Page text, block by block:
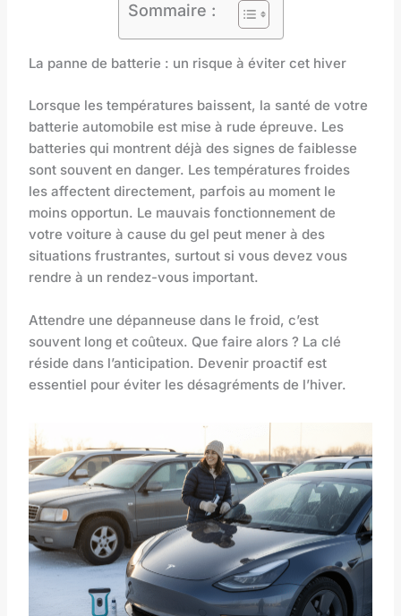
Sommaire :
La panne de batterie : un risque à éviter cet hiver
Lorsque les températures baissent, la santé de votre
batterie automobile est mise à rude épreuve. Les
batteries qui montrent déjà des signes de faiblesse
sont souvent en danger. Les températures froides
les affectent directement, parfois au moment le
moins opportun. Le mauvais fonctionnement de
votre voiture à cause du gel peut mener à des
situations frustrantes, surtout si vous devez vous
rendre à un rendez-vous important.
Attendre une dépanneuse dans le froid, c’est
souvent long et coûteux. Que faire alors ? La clé
réside dans l’anticipation. Devenir proactif est
essentiel pour éviter les désagréments de l’hiver.